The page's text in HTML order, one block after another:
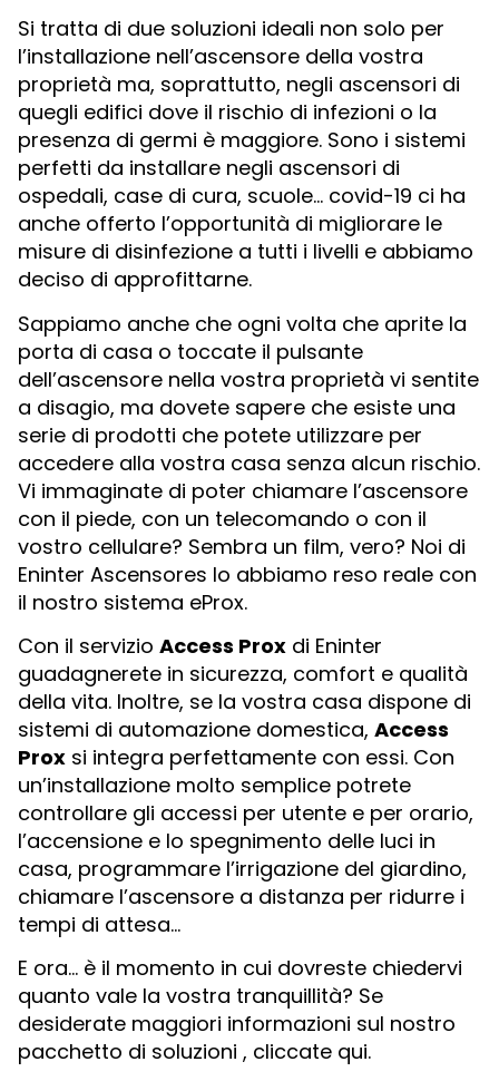
Si tratta di due soluzioni ideali non solo per
l’installazione nell’ascensore della vostra
proprietà ma, soprattutto, negli ascensori di
quegli edifici dove il rischio di infezioni o la
presenza di germi è maggiore. Sono i sistemi
perfetti da installare negli ascensori di
ospedali, case di cura, scuole… covid-19 ci ha
anche offerto l’opportunità di migliorare le
misure di disinfezione a tutti i livelli e abbiamo
deciso di approfittarne.
Sappiamo anche che ogni volta che aprite la
porta di casa o toccate il pulsante
dell’ascensore nella vostra proprietà vi sentite
a disagio, ma dovete sapere che esiste una
serie di prodotti che potete utilizzare per
accedere alla vostra casa senza alcun rischio.
Vi immaginate di poter chiamare l’ascensore
con il piede, con un telecomando o con il
vostro cellulare? Sembra un film, vero? Noi di
Eninter Ascensores lo abbiamo reso reale con
il nostro sistema eProx.
Con il servizio Access Prox di Eninter
guadagnerete in sicurezza, comfort e qualità
della vita. Inoltre, se la vostra casa dispone di
sistemi di automazione domestica, Access
Prox si integra perfettamente con essi. Con
un’installazione molto semplice potrete
controllare gli accessi per utente e per orario,
l’accensione e lo spegnimento delle luci in
casa, programmare l’irrigazione del giardino,
chiamare l’ascensore a distanza per ridurre i
tempi di attesa…
E ora… è il momento in cui dovreste chiedervi
quanto vale la vostra tranquillità? Se
desiderate maggiori informazioni sul nostro
pacchetto di soluzioni , cliccate qui.